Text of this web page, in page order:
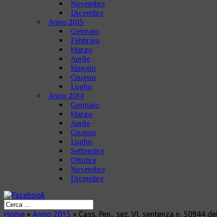
Novembre
Dicembre
Anno 2015
Gennaio
Febbraio
Marzo
Aprile
Maggio
Giugno
Luglio
Anno 2014
Gennaio
Marzo
Aprile
Giugno
Luglio
Settembre
Ottobre
Novembre
Dicembre
Home » Anno 2015 » Cass. Pen., sez. VI, sentenza n. 50944